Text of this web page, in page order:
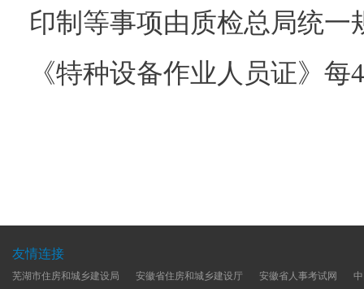
印制等事项由质检总局统一
《特种设备作业人员证》
友情连接
芜湖市住房和城乡建设局 安徽省住房和城乡建设厅 安徽省人事考试网